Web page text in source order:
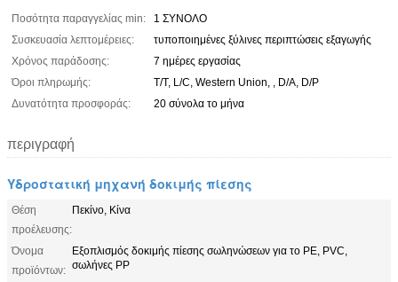
Ποσότητα παραγγελίας min:
1 ΣΥΝΟΛΟ
Συσκευασία λεπτομέρειες:
τυποποιημένες ξύλινες περιπτώσεις εξαγωγής
Χρόνος παράδοσης:
7 ημέρες εργασίας
Όροι πληρωμής:
T/T, L/C, Western Union, , D/A, D/P
Δυνατότητα προσφοράς:
20 σύνολα το μήνα
περιγραφή
Υδροστατική μηχανή δοκιμής πίεσης
Θέση
προέλευσης:
Πεκίνο, Κίνα
Όνομα
προϊόντων:
Εξοπλισμός δοκιμής πίεσης σωληνώσεων για το PE, PVC,
σωλήνες PP